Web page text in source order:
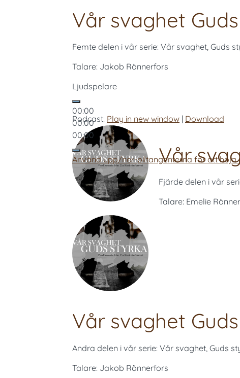
Vår svaghet
Femte delen i vår serie: Vår svaghet, Guds
Talare: Jakob Rönnerfors
Ljudspelare
00:00
00:00
00:00
Använd upp/ner-piltangenterna för att höja
Podcast: Play in new window | Download
Vår
Fjärde delen i vår
Talare: Emelie
Vår svaghet
Andra delen i vår serie: Vår svaghet, Guds
Talare: Jakob Rönnerfors